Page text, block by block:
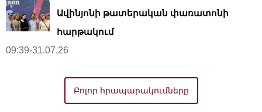
Ավինյոնի թատերական փառատոնի
հարթակում
09:39-31.07.26
Բոլոր հրապարակումները